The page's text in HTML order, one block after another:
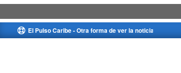
to
El Pulso Caribe - Otra forma de ver la noticia